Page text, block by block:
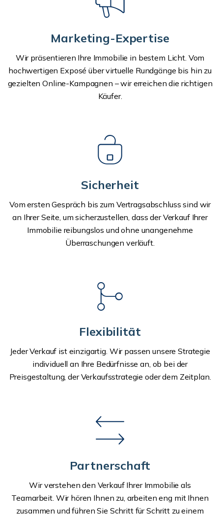
Marketing-Expertise
Wir präsentieren Ihre Immobilie in bestem Licht. Vom
hochwertigen Exposé über virtuelle Rundgänge bis hin zu
gezielten Online-Kampagnen – wir erreichen die richtigen
Käufer.
Sicherheit
Vom ersten Gespräch bis zum Vertragsabschluss sind wir
an Ihrer Seite, um sicherzustellen, dass der Verkauf Ihrer
Immobilie reibungslos und ohne unangenehme
Überraschungen verläuft.
Flexibilität
Jeder Verkauf ist einzigartig. Wir passen unsere Strategie
individuell an Ihre Bedürfnisse an, ob bei der
Preisgestaltung, der Verkaufsstrategie oder dem Zeitplan.
Partnerschaft
Wir verstehen den Verkauf Ihrer Immobilie als
Teamarbeit. Wir hören Ihnen zu, arbeiten eng mit Ihnen
zusammen und führen Sie Schritt für Schritt zu einem